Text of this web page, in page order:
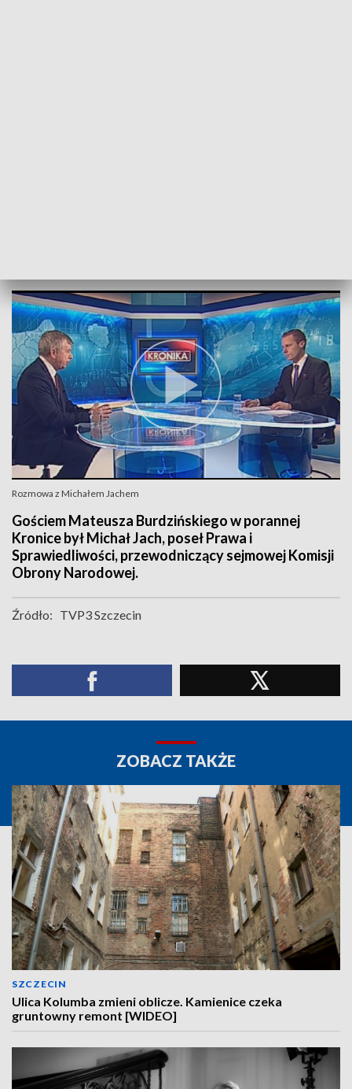
Rozmowa z Michałem Jachem
Gościem Mateusza Burdzińskiego w porannej
Kronice był Michał Jach, poseł Prawa i
Sprawiedliwości, przewodniczący sejmowej Komisji
Obrony Narodowej.
Źródło: TVP3 Szczecin
ZOBACZ TAKŻE
SZCZECIN
Ulica Kolumba zmieni oblicze. Kamienice czeka
gruntowny remont [WIDEO]